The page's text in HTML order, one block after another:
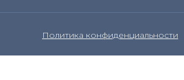
Политика конфиденциальности